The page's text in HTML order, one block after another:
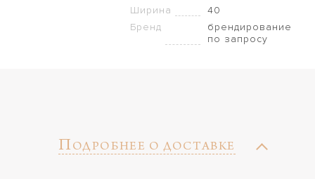
Ширина
40
Бренд
брендирование
по запросу
П ОДРОБНЕЕ О ДОСТАВКЕ